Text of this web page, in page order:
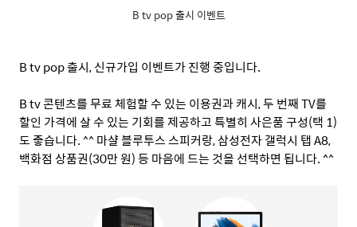
B tv pop 출시 이벤트
B tv pop출시,신규가입 이벤트가 진행 중입니다.
B tv콘텐츠를 무료 체험할 수 있는 이용권과 캐시,두 번째TV를
할인 가격에 살 수 있는 기회를 제공하고 특별히 사은품 구성(택 1)
도 좋습니다. ^^ 마샬 블루투스 스피커랑,삼성전자 갤럭시 탭A8,
백화점 상품권(30만 원)등 마음에 드는 것을 선택하면 됩니다. ^^